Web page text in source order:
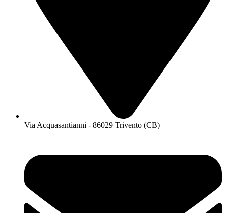
Via Acquasantianni - 86029 Trivento (CB)